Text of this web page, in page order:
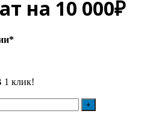
на 10 000₽
1 клик!